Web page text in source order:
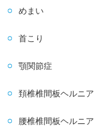
めまい
首こり
顎関節症
頚椎椎間板ヘルニア
腰椎椎間板ヘルニア